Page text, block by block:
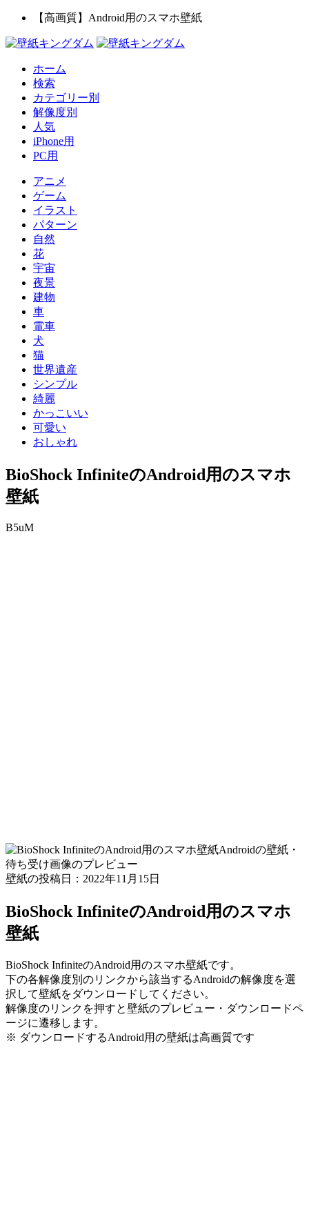
【高画質】Android用のスマホ壁紙
ホーム
検索
カテゴリー別
解像度別
人気
iPhone用
PC用
アニメ
ゲーム
イラスト
パターン
自然
花
宇宙
夜景
建物
車
電車
犬
猫
世界遺産
シンプル
綺麗
かっこいい
可愛い
おしゃれ
BioShock InfiniteのAndroid用のスマホ
壁紙
B5uM
Androidの壁紙・
待ち受け画像のプレビュー
壁紙の投稿日：2022年11月15日
BioShock InfiniteのAndroid用のスマホ
壁紙
BioShock InfiniteのAndroid用のスマホ壁紙です。
下の各解像度別のリンクから該当するAndroidの解像度を選
択して壁紙をダウンロードしてください。
解像度のリンクを押すと壁紙のプレビュー・ダウンロードペ
ージに遷移します。
※ ダウンロードするAndroid用の壁紙は高画質です